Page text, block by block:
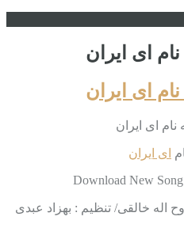
ای ایران
ای ایران
ای ایران
Download New
اله خالقی/ تنظیم : بهزاد عبدی